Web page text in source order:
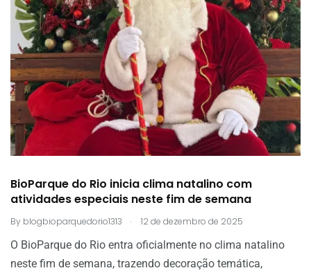
BioParque do Rio inicia clima natalino com
atividades especiais neste fim de semana
By blogbioparquedorio1313 . 12 de dezembro de 2025
O BioParque do Rio entra oficialmente no clima natalino
neste fim de semana, trazendo decoração temática,